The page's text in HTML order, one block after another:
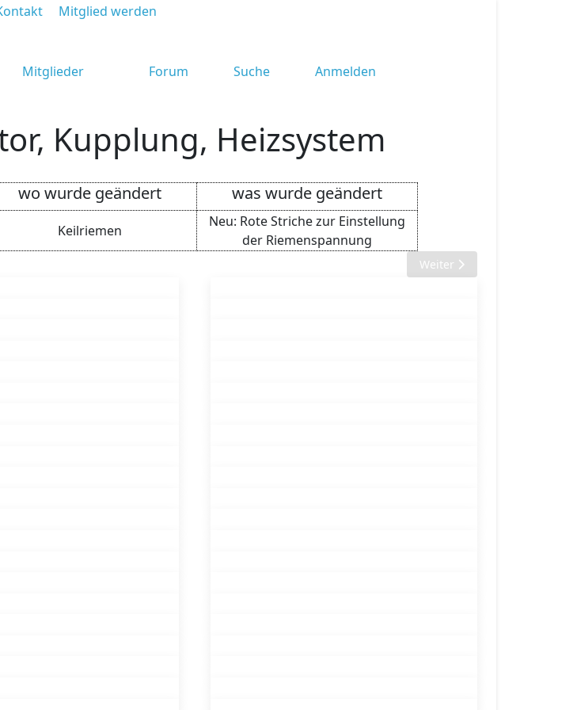
Mitglied werden
Mitglieder Forum Suche Anmelden
Kupplung, Heizsystem
wo wurde geändert was wurde geändert
Keilriemen
Neu: Rote Striche zur Einstellung
der Riemenspannung
Next article: Jun. 1949 -
Weiter